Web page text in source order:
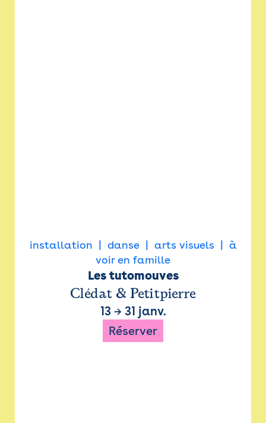
installation danse arts visuels
à
voir en famille
Les tutomouves
Clédat & Petitpierre
13→ 31 janv.
Réserver